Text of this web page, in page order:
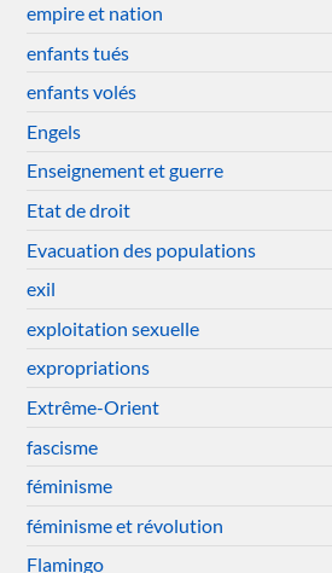
empire et nation
enfants tués
enfants volés
Engels
Enseignement et guerre
Etat de droit
Evacuation des populations
exil
exploitation sexuelle
expropriations
Extrême-Orient
fascisme
féminisme
féminisme et révolution
Flamingo